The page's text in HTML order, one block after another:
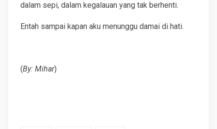
dalam sepi, dalam kegalauan yang tak berhenti.
Entah sampai kapan aku menunggu damai di hati.
(By: Mihar)